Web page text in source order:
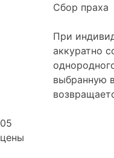
Сбор праха
При
аккуратно
выбранную
05
цены